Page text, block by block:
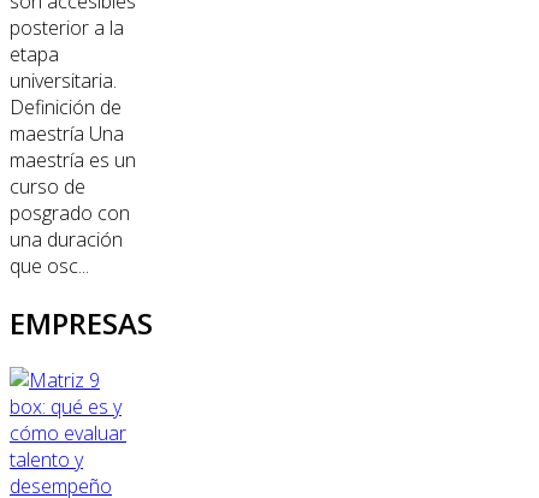
posterior a la
etapa
universitaria.
Definición de
maestría Una
maestría es un
curso de
posgrado con
una duración
que osc...
EMPRESAS